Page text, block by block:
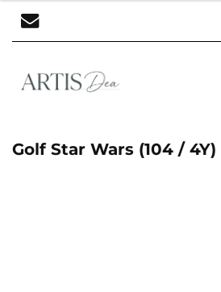
Golf Star Wars (104 / 4Y)